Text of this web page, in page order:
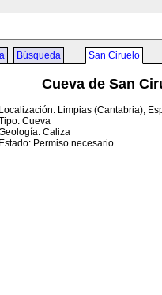
Búsqueda San Ciruelo
Cueva de San
Localización: Limpias (Cantabria),
Cueva
Caliza
Estado: Permiso necesario